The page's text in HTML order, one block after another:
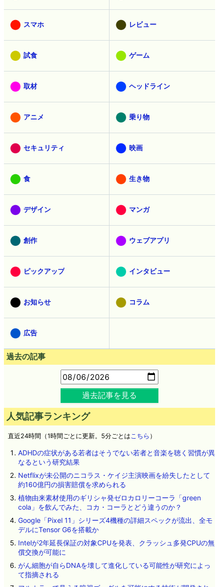
スマホ レビュー
試食 ゲーム
取材 ヘッドライン
アニメ 乗り物
セキュリティ 映画
食 生き物
デザイン マンガ
創作 ウェブアプリ
ピックアップ インタビュー
お知らせ コラム
広告
過去の記事
過去記事を見る
人気記事ランキング
直近24時間（1時間ごとに更新。5分ごとは こちら ）
ADHDの症状がある若者はそうでない若者と音楽を聴く習慣が異
なるという研究結果
Netflixが未公開のニコラス・ケイジ主演映画を紛失したとして
約160億円の損害賠償を求められる
植物由来素材使用のギリシャ発ゼロカロリーコーラ「green
cola」を飲んでみた、コカ・コーラとどう違うのか？
Google「Pixel 11」シリーズ4機種の詳細スペックが流出、全モ
デルにTensor G6を搭載か
Intelが2年延長保証の対象CPUを発表、クラッシュ多発CPUの無
償交換が可能に
がん細胞が自らDNAを壊して進化している可能性が研究によっ
て指摘される